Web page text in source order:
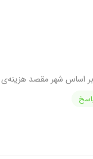
بر اساس شهر مقصد